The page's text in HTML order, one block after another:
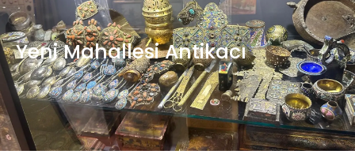
Yeni Mahallesi Antikacı